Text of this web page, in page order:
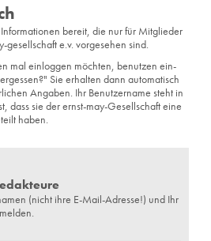
be­reit, die nur für Mit­glie­der
e.v. vor­ge­se­hen sind.
mal ein­log­gen möch­ten, be­nut­zen ein­
Sie er­hal­ten dann au­to­ma­tisch
An­ga­ben. Ihr Be­nut­zer­na­me steht in
dass sie der ernst-may-Ge­sell­schaft eine
haben.
(nicht ihre E-Mail-Adresse!) und Ihr